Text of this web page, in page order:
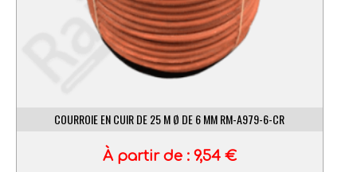
COURROIE EN CUIR DE 25 M Ø DE 6 MM RM-A979-6-CR
À partir de : 9,54 €